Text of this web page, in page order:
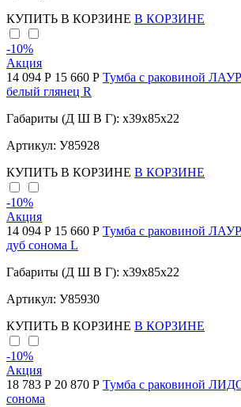
КУПИТЬ В КОРЗИНЕ В КОРЗИНЕ
-10%
Акция
14 094 Р 15 660 Р Тумба с раковиной
белый глянец R
Габариты (Д Ш В Г): x39x85x22
Артикул: У85928
КУПИТЬ В КОРЗИНЕ В КОРЗИНЕ
-10%
Акция
14 094 Р 15 660 Р Тумба с раковиной
дуб сонома L
Габариты (Д Ш В Г): x39x85x22
Артикул: У85930
КУПИТЬ В КОРЗИНЕ В КОРЗИНЕ
-10%
Акция
18 783 Р 20 870 Р Тумба с раковиной
сонома